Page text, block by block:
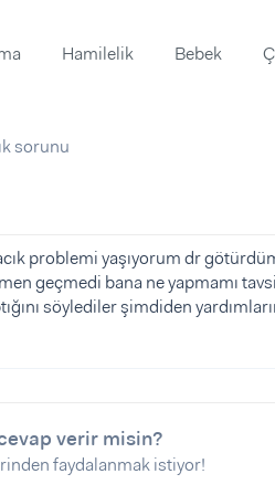
Hamilelik Bebek
sorunu
problemi yaşıyorum dr
geçmedi bana ne yapmamı
söylediler şimdiden
verir misin?
faydalanmak istiyor!